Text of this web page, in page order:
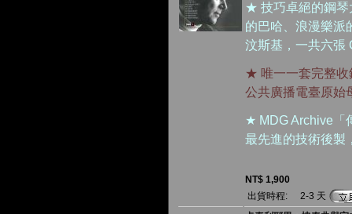
★ 技巧卓絕的鋼琴
的巴哈、浪漫樂派
汶斯基，一共六張
★ 唯一一套完整收
公共廣播電臺原始
★ MDG Archive「
最先進的技術後製
NT$ 1,900
出貨時程:
2-3 天